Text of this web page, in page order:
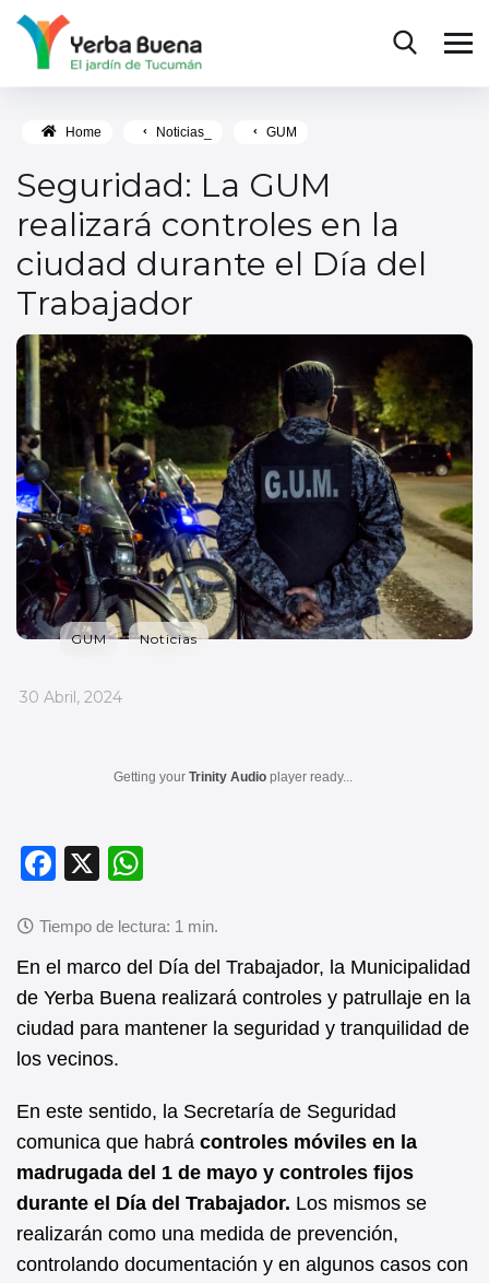
Home Noticias_ GUM
Seguridad: La GUM
realizará controles en la
ciudad durante el Día del
Trabajador
GUM Noticias
_
30 Abril, 2024
Getting your Trinity Audio player ready...
F
c
e
b
o
o
k
X
at
s
A
p
En el marco del Día del Trabajador, la Municipalidad
de Yerba Buena realizará controles y patrullaje en la
ciudad para mantener la seguridad y tranquilidad de
los vecinos.
En este sentido, la Secretaría de Seguridad
comunica que habrá controles móviles en la
madrugada del 1 de mayo y controles fijos
durante el Día del Trabajador. Los mismos se
realizarán como una medida de prevención,
controlando documentación y en algunos casos con